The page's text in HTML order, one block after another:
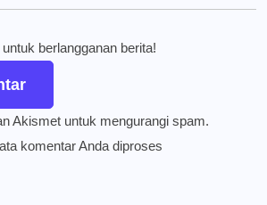
berlangganan berita!
Akismet untuk mengurangi spam.
komentar Anda diproses